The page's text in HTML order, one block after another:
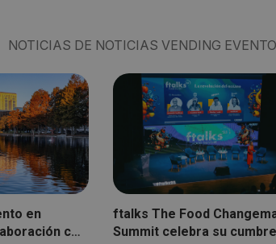
NOTICIAS DE NOTICIAS VENDING
en
con
ftalks The Food
Summit celebra su